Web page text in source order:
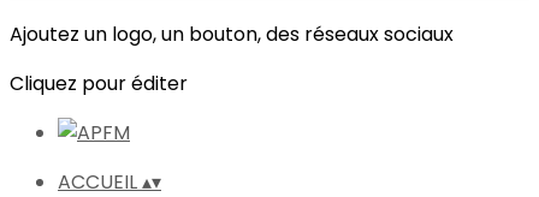
Ajoutez un logo, un bouton, des réseaux sociaux
Cliquez pour éditer
ACCUEIL▴▾